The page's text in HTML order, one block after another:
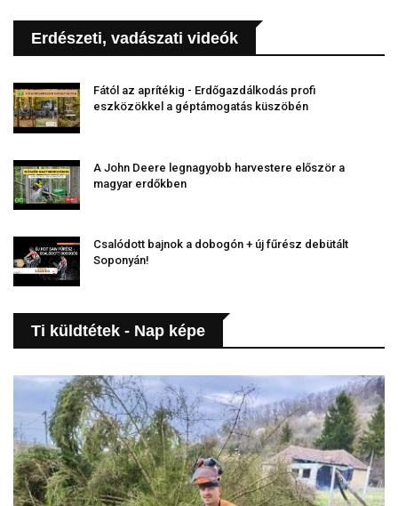
Erdészeti, vadászati videók
Fától az aprítékig - Erdőgazdálkodás profi
eszközökkel a géptámogatás küszöbén
A John Deere legnagyobb harvestere először a
magyar erdőkben
Csalódott bajnok a dobogón + új fűrész debütált
Soponyán!
Ti küldtétek - Nap képe